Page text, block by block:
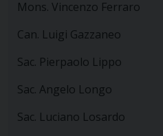
Mons. Vincenzo Ferraro
Can. Luigi Gazzaneo
Sac. Pierpaolo Lippo
Sac. Angelo Longo
Sac. Luciano Losardo